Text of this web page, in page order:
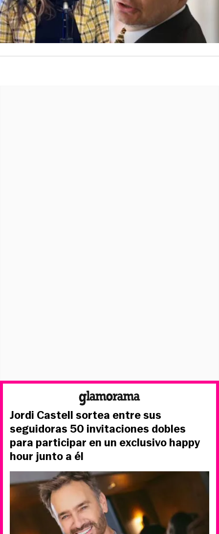
Jordi Castell sortea entre sus
seguidoras 50 invitaciones dobles
para participar en un exclusivo happy
hour junto a él